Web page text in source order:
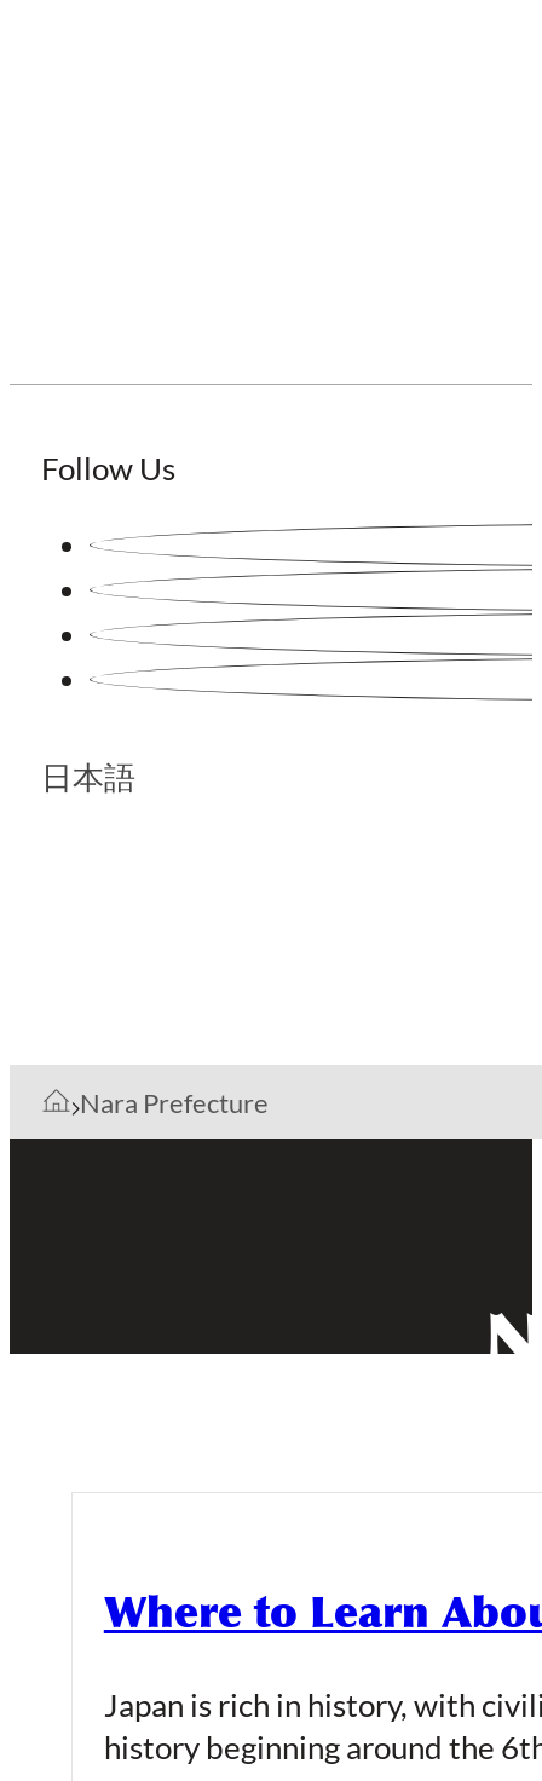
Follow Us
日本語
Nara Prefecture
Where to Learn
Japan is rich in history, with
history beginning around the